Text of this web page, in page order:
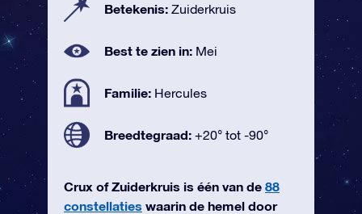
Betekenis: Zuiderkruis
Best te zien in: Mei
Familie: Hercules
Breedtegraad: +20° tot -90°
Crux of Zuiderkruis is één van de 88
constellaties waarin de hemel door